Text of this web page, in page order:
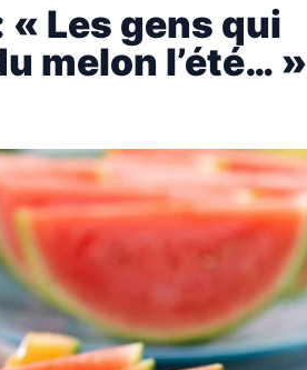
Les gens qui
melon l’été… »